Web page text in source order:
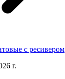
с ресивером
г.